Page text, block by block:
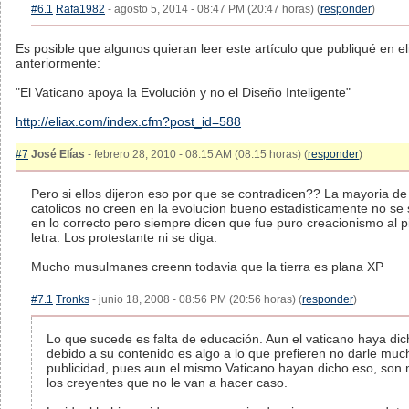
#6.1 Rafa1982 - agosto 5, 2014 - 08:47 PM (20:47 horas) (responder)
Es posible que algunos quieran leer este artículo que publiqué en
anteriormente:
"El Vaticano apoya la Evolución y no el Diseño Inteligente"
http://eliax.com/index.cfm?post_id=588
#7 José Elías - febrero 28, 2010 - 08:15 AM (08:15 horas) (responder)
Pero si ellos dijeron eso por que se contradicen?? La mayoria
catolicos no creen en la evolucion bueno estadisticamente no se
en lo correcto pero siempre dicen que fue puro creacionismo al
letra. Los protestante ni se diga.
Mucho musulmanes creenn todavia que la tierra es plana XP
#7.1 Tronks - junio 18, 2008 - 08:56 PM (20:56 horas) (responder)
Lo que sucede es falta de educación. Aun el vaticano haya
debido a su contenido es algo a lo que prefieren no darle
publicidad, pues aun el mismo Vaticano hayan dicho eso, son
los creyentes que no le van a hacer caso.